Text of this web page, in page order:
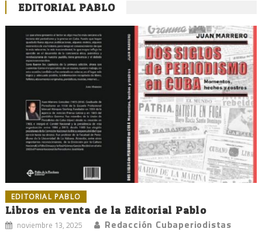
EDITORIAL PABLO
EDITORIAL PABLO
Libros en venta de la Editorial Pablo
noviembre 13, 2025 Redacción Cubaperiodistas